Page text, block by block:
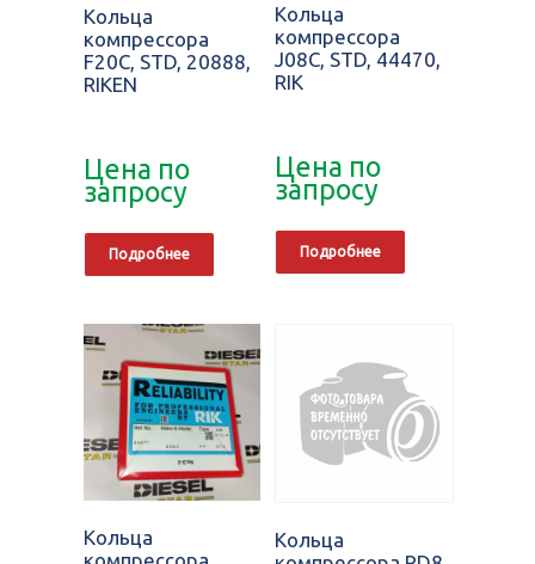
Кольца
компрессора
F20C, STD, 20888,
RIKEN
Цена по
запросу
Подробнее
Кольца
компрессора
J08C, STD, 44470,
RIK
Цена по
запросу
Подробнее
Кольца
Кольца